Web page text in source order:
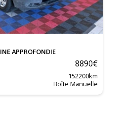
APPROFONDIE
8890€
152200km
Boîte Manuelle